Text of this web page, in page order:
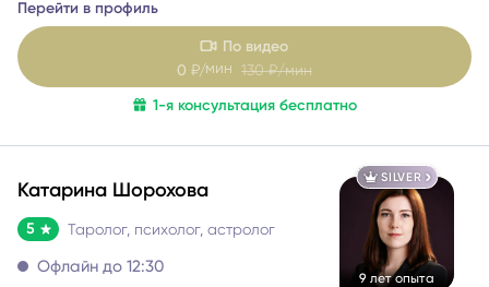
МАК-карт и литотерапевт.
Моя задача - вернуть вам ясность и опору, когда
непонятно, куда двигаться, и кажется, что впереди только
туман.
С чем и с какими темами я работаю (и почему я понимаю
Перейти в профиль
По видео
0 ₽/мин130 ₽/мин
SILVER
Катарина Шорохова
5